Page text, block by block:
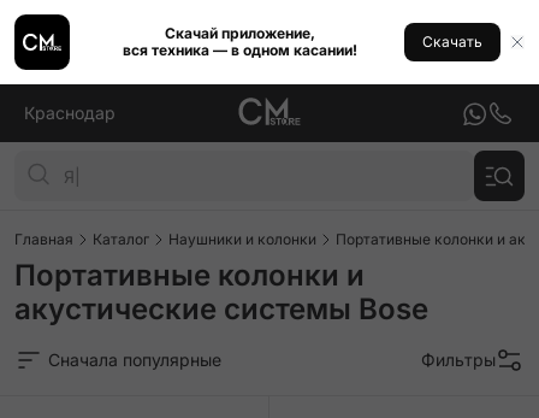
Скачай приложение,
вся техника — в одном касании!
Скачать
Краснодар
Главная Каталог Наушники и колонки Портативные колонки и
Портативные колонки и
акустические системы Bose
Сначала популярные Фильтры